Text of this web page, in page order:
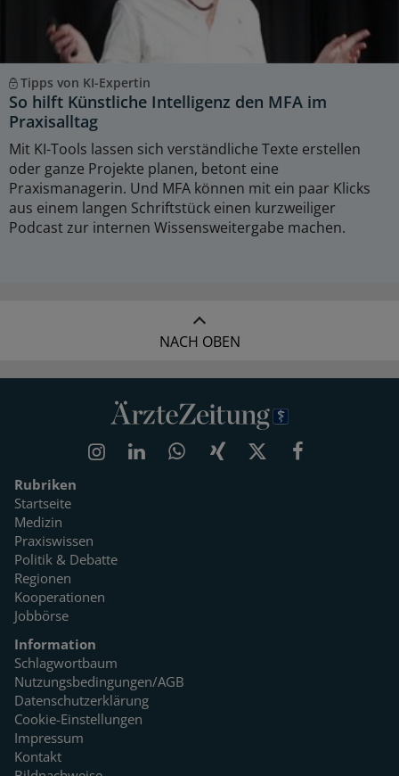
Tipps von KI-Expertin
So hilft Künstliche Intelligenz den MFA im
Praxisalltag
Mit KI-Tools lassen sich verständliche Texte erstellen
oder ganze Projekte planen, betont eine
Praxismanagerin. Und MFA können mit ein paar Klicks
aus einem langen Schriftstück einen kurzweiliger
Podcast zur internen Wissensweitergabe machen.
NACH OBEN
Rubriken
Startseite
Medizin
Praxiswissen
Politik & Debatte
Regionen
Kooperationen
Jobbörse
Information
Schlagwortbaum
Nutzungsbedingungen/AGB
Datenschutzerklärung
Cookie-Einstellungen
Impressum
Kontakt